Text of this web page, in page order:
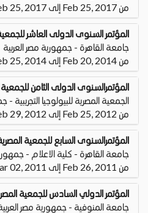
من Feb 25, 2017 إلى Feb 25, 2017
المؤتمر السنوى الدولى العاشر للجمعية
جامعة القاهرة - جمهورية مصر العربية
من Feb 20, 2014 إلى Feb 25, 2014
المؤتمرالسنوى الدولى الثامن للجمعية
الجمعية المصرية للبيولوجيا التجريبية -
من Feb 25, 2012 إلى Feb 29, 2012
المؤتمرالسنوى السابع للجمعية المصرية
جامعة القاهرة - كلية الاعلام -
من Feb 26, 2011 إلى Mar 02, 2011
المؤتمر الدولي السادس للجمعية المصرية
جامعة المنوفية - جمهورية مصر